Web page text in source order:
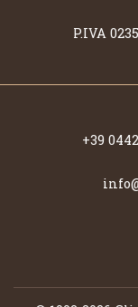
P.IVA
+39